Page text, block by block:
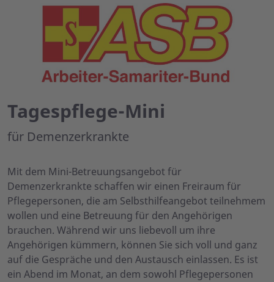
Tagespflege-Mini
für Demenzerkrankte
Mit dem Mini-Betreuungsangebot für
Demenzerkrankte schaffen wir einen Freiraum für
Pflegepersonen, die am Selbsthilfeangebot teilnehmem
wollen und eine Betreuung für den Angehörigen
brauchen. Während wir uns liebevoll um ihre
Angehörigen kümmern, können Sie sich voll und ganz
auf die Gespräche und den Austausch einlassen. Es ist
ein Abend im Monat, an dem sowohl Pflegepersonen